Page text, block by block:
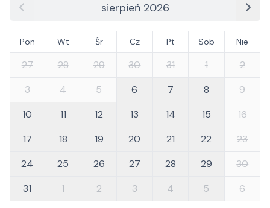
sierpień 2026
Pon Wt Śr Cz Pt Sob Nie
27 28 29 30 31 1
2
3
4 5 6 7 8
9
10
11 12 13 14 15
16
17
18 19 20 21 22
23
24
25 26 27 28 29
30
31
1 2 3 4 5 6